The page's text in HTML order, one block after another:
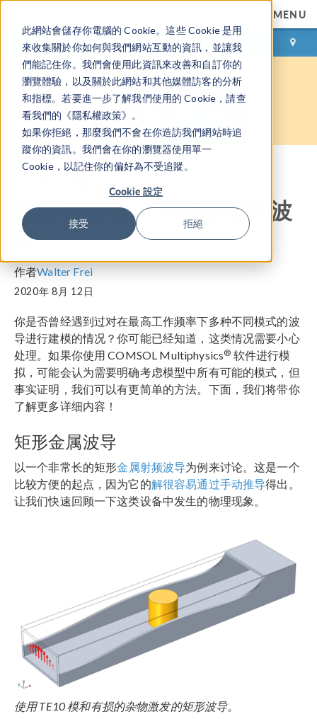
此網站會儲存你電腦的 Cookie。這些 Cookie 是用
來收集關於你如何與我們網站互動的資訊，並讓我
們能記住你。我們會使用此資訊來改善和自訂你的
瀏覽體驗，以及關於此網站和其他媒體訪客的分析
和指標。若要進一步了解我們使用的 Cookie，請查
看我們的《隱私權政策》。
如果你拒絕，那麼我們不會在你造訪我們網站時追
蹤你的資訊。我們會在你的瀏覽器使用單一
Cookie，以記住你的偏好為不受追蹤。
Cookie 設定
接受 拒絕
MENU
登录 咨询与购买
使用 COMSOL 模拟多模的波
导
作者Walter Frei
2020年 8月 12日
你是否曾经遇到过对在最高工作频率下多种不同模式的波
导进行建模的情况？你可能已经知道，这类情况需要小心
处理。如果你使用 COMSOL Multiphysics® 软件进行模
拟，可能会认为需要明确考虑模型中所有可能的模式，但
事实证明，我们可以有更简单的方法。 下面，我们将带你
了解更多详细内容！
矩形金属波导
以一个非常长的矩形金属射频波导为例来讨论。这是一个
比较方便的起点，因为它的解很容易通过手动推导得出。
让我们快速回顾一下这类设备中发生的物理现象。
使用 TE10 模和有损的杂物激发的矩形波导。